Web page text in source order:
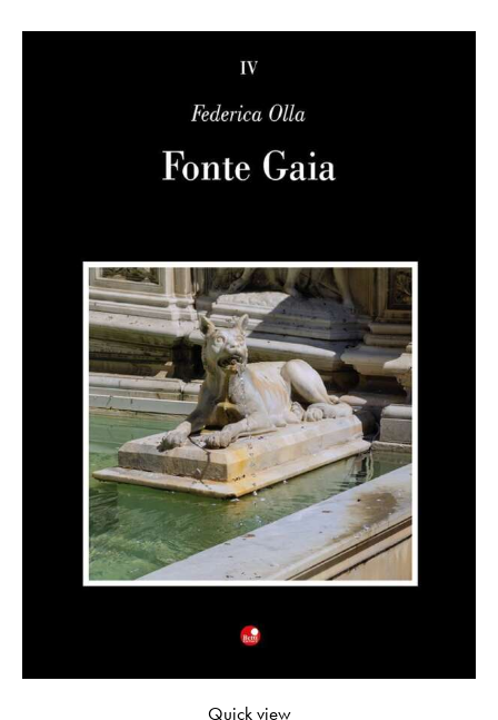
Quick view